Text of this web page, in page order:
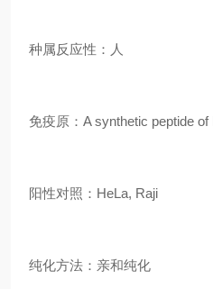
种属反应性：人
免疫原：A synthetic peptide of
阳性对照：HeLa, Raji
纯化方法：亲和纯化